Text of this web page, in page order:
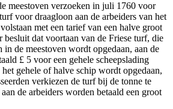
meestoven verzoeken in juli 1760 voor
voor draagloon aan de arbeiders van het
met een tarief van een halve groot
besluit dat voortaan van de Friese turf, die
in de meestoven wordt opgedaan, aan de
£ 5 voor een gehele scheepslading
gehele of halve schip wordt opgedaan,
verkiezen de turf bij de tonne te
de arbeiders worden betaald een groot